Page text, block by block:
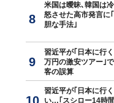
米国は曖昧､韓国は
怒させた高市発言に
胆な手法｣
習近平が｢日本に行
万円の激安ツアー｣
客の誤算
習近平が｢日本に行
い…｢スシロー14時